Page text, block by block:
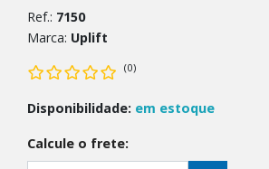
Ref.: 7150
Marca: Uplift
(0)
Disponibilidade: em estoque
Calcule o frete: